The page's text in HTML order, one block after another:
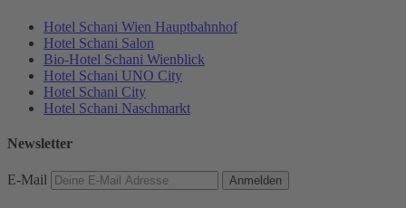
Hotel Schani Wien Hauptbahnhof
Hotel Schani Salon
Bio-Hotel Schani Wienblick
Hotel Schani UNO City
Hotel Schani City
Hotel Schani Naschmarkt
Newsletter
E-Mail Anmelden